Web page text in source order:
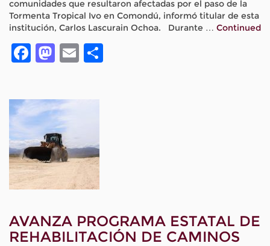
comunidades que resultaron afectadas por el paso de la
Tormenta Tropical Ivo en Comondú, informó titular de esta
institución, Carlos Lascurain Ochoa. Durante … Continued
Facebook
Mastodon
Email
AVANZA PROGRAMA ESTATAL DE
REHABILITACIÓN DE CAMINOS